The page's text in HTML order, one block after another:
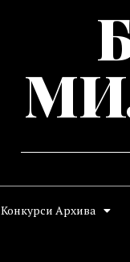
Конкурси Архива